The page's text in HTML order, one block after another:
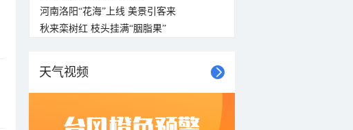
河南洛阳“花海”上线 美景引客来
秋来栾树红 枝头挂满“胭脂果”
天气视频